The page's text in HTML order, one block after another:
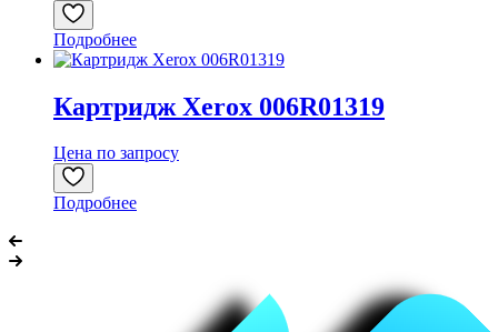
Подробнее
Картридж Xerox 006R01319
Цена по запросу
Подробнее